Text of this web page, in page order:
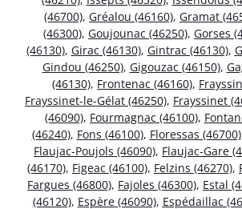
(46700), Gréalou (46160), Gramat
(46300), Goujounac (46250), Gorses
(46130), Girac (46130), Gintrac (46130),
Gindou (46250), Gigouzac (46150),
(46130), Frontenac (46160),
Frayssinet-le-Gélat (46250), Frayssinet
(46090), Fourmagnac (46100),
(46240), Fons (46100), Floressas (46700)
Flaujac-Poujols (46090), Flaujac-Gare
(46170), Figeac (46100), Felzins (46270),
Fargues (46800), Fajoles (46300), Estal
(46120), Espère (46090), Espédaillac